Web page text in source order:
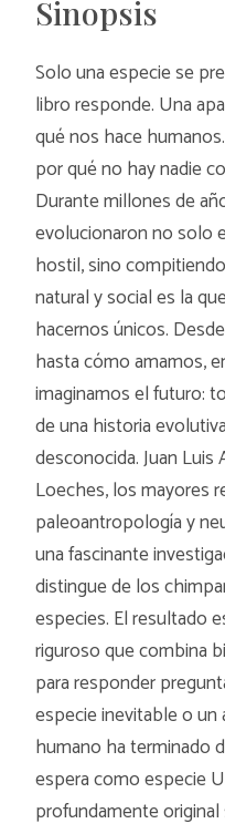
Sinopsis
Solo una especie se
libro responde. Una
qué nos hace
por qué no hay nadie
Durante millones de
evolucionaron no solo
hostil, sino
natural y social es la
hacernos únicos.
hasta cómo amamos,
imaginamos el futuro:
de una historia
desconocida. Juan
Loeches, los mayores
paleoantropología y
una fascinante
distingue de los
especies. El resultado
riguroso que combina
para responder
especie inevitable o un
humano ha terminado
espera como especie
profundamente